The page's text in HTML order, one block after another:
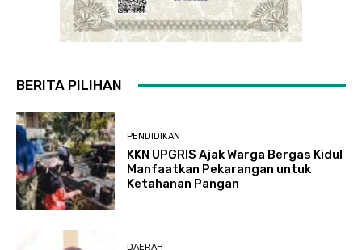
BERITA PILIHAN
PENDIDIKAN
KKN UPGRIS Ajak Warga Bergas Kidul
Manfaatkan Pekarangan untuk
Ketahanan Pangan
DAERAH